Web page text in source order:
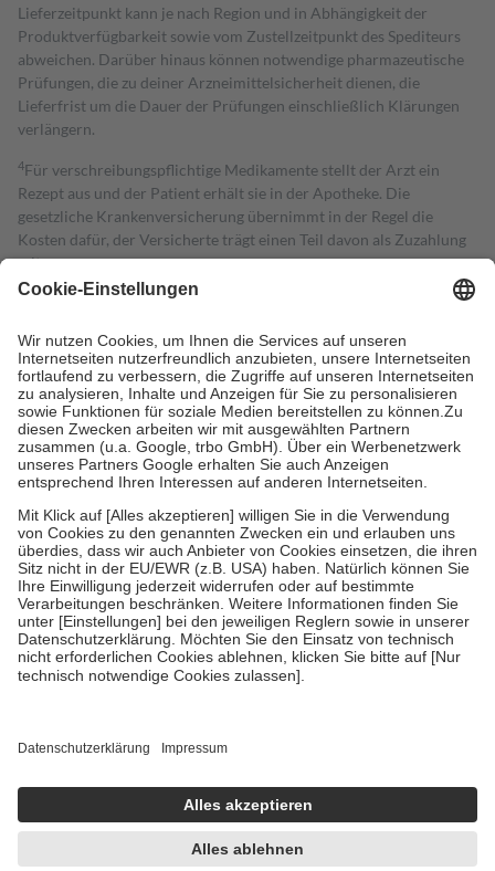
Lieferzeitpunkt kann je nach Region und in Abhängigkeit der
Produktverfügbarkeit sowie vom Zustellzeitpunkt des Spediteurs
abweichen. Darüber hinaus können notwendige pharmazeutische
Prüfungen, die zu deiner Arzneimittelsicherheit dienen, die
Lieferfrist um die Dauer der Prüfungen einschließlich Klärungen
verlängern.
4Für verschreibungspflichtige Medikamente stellt der Arzt ein
Rezept aus und der Patient erhält sie in der Apotheke. Die
gesetzliche Krankenversicherung übernimmt in der Regel die
Kosten dafür, der Versicherte trägt einen Teil davon als Zuzahlung
mit.
Grundsätzlich leisten Mitglieder Zuzahlungen in Höhe von zehn
höchstens zehn Euro.
Es sind jedoch nie mehr als die tatsächlichen
Kosten der Leistung zu entrichten.
Diese Regeln gelten grundsätzlich auch für Online-Apotheken.
Bei Heilmitteln und häuslicher Krankenpflege beträgt die
Zuzahlung zehn Prozent der Kosten sowie zehn Euro je
Verordnung.
Um das Engagement der Versicherten für ihre eigene Gesundheit zu
stärken und die besondere Stellung der Familie zu unterstützen,
fallenkeine Zuzahlungenan bei:
• Kindern und Jugendlichen bis zum vollendeten 18. Lebensjahr
mit Ausnahme der Fahrkosten
• Untersuchungen zur Vorsorge und Früherkennung, die von der
GKV getragen werden
• empfohlenen Schutzimpfungen
• Harn- und Blutteststreifen
getroffen, um sicherzustellen, dass es sich um echte Bewertungen
https://help.etrusted.com/hc/de/articles/4419944605341
Einige Bilder und Inhalte wurden unter Zuhilfenahme künstlicher